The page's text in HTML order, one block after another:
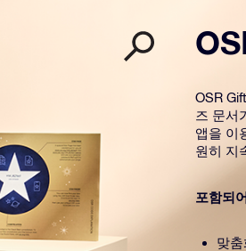
OSR
즈 문서
앱을 이
원히 지
포함되
맞